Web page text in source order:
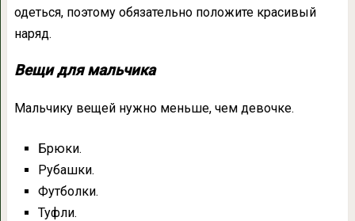
одеться, поэтому обязательно положите красивый
наряд.
Вещи для мальчика
Мальчику вещей нужно меньше, чем девочке.
Брюки.
Рубашки.
Футболки.
Туфли.